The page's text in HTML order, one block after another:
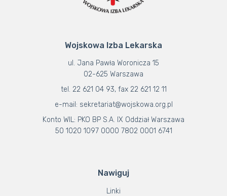
Wojskowa Izba Lekarska
ul. Jana Pawła Woronicza 15
02-625 Warszawa
tel. 22 621 04 93, fax 22 621 12 11
e-mail: sekretariat@wojskowa.org.pl
Konto WIL: PKO BP S.A. IX Oddział Warszawa
50 1020 1097 0000 7802 0001 6741
Nawiguj
Linki